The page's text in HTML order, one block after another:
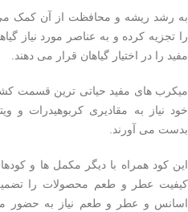
به رشد ریشه و محافظت از آن کمک می
را تجزیه کرده و به عناصر مورد نیاز
مفید را در اختیار گیاهان قرار می دهند.
میکرب های مفید حیاتی ترین قسمت
خود نیاز به مقادیری کربوهیدرات و
بدست می آورند.
این کود همراه با دیگر مکمل ها و
کیفیت عطر و طعم محصولات را
اسانس و عطر و طعم نیاز به حضور